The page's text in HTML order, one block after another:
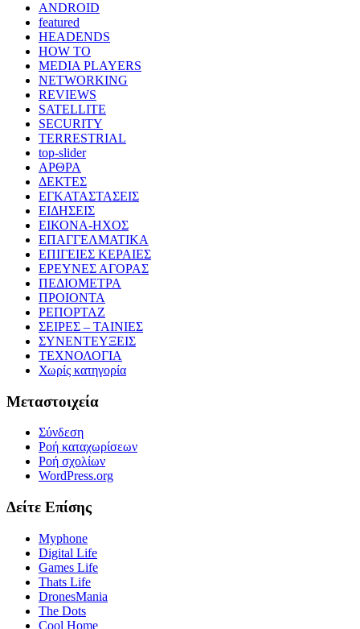
ANDROID
featured
HEADENDS
HOW TO
MEDIA PLAYERS
NETWORKING
REVIEWS
SATELLITE
SECURITY
TERRESTRIAL
top-slider
ΑΡΘΡΑ
ΔΕΚΤΕΣ
ΕΓΚΑΤΑΣΤΑΣΕΙΣ
ΕΙΔΗΣΕΙΣ
ΕΙΚΟΝΑ-ΗΧΟΣ
ΕΠΑΓΓΕΛΜΑΤΙΚΑ
ΕΠΙΓΕΙΕΣ ΚΕΡΑΙΕΣ
ΕΡΕΥΝΕΣ ΑΓΟΡΑΣ
ΠΕΔΙΟΜΕΤΡΑ
ΠΡΟΙΟΝΤΑ
ΡΕΠΟΡΤΑΖ
ΣΕΙΡΕΣ – ΤΑΙΝΙΕΣ
ΣΥΝΕΝΤΕΥΞΕΙΣ
ΤΕΧΝΟΛΟΓΙΑ
Χωρίς κατηγορία
Μεταστοιχεία
Σύνδεση
Ροή καταχωρίσεων
Ροή σχολίων
WordPress.org
Δείτε Επίσης
Myphone
Digital Life
Games Life
Thats Life
DronesMania
The Dots
Cool Home